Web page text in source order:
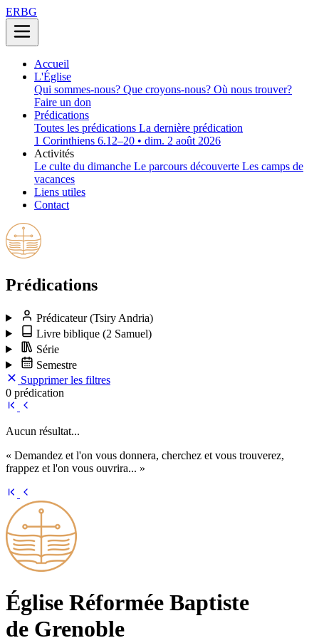
ERBG
Accueil
L'Église
Qui sommes-nous? Que croyons-nous? Où nous trouver?
Faire un don
Prédications
Toutes les prédications La dernière prédication
1 Corinthiens 6.12–20 • dim. 2 août 2026
Activités
Le culte du dimanche Le parcours découverte Les camps de
vacances
Liens utiles
Contact
Prédications
Prédicateur(Tsiry Andria)
Livre biblique (2 Samuel)
Série
Semestre
Supprimer les filtres
0 prédication
Aucun résultat...
« Demandez et l'on vous donnera, cherchez et vous trouverez,
frappez et l'on vous ouvrira... »
Église Ré­for­mée Bap­tiste
de Grenoble